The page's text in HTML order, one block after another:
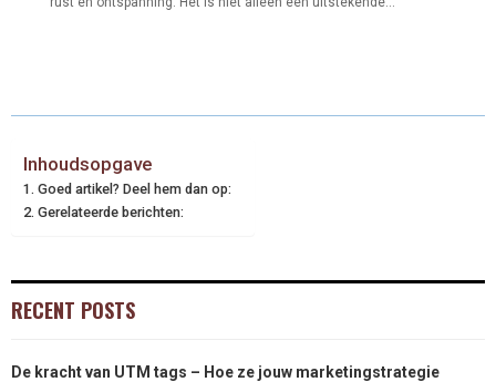
Inhoudsopgave
Goed artikel? Deel hem dan op:
Gerelateerde berichten:
RECENT POSTS
De kracht van UTM tags – Hoe ze jouw marketingstrategie